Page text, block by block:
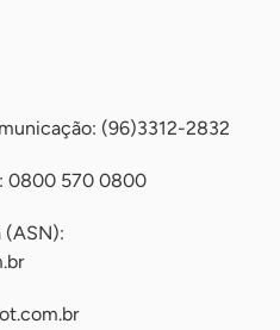
(96)3312-2832
0800 570 0800
(ASN):